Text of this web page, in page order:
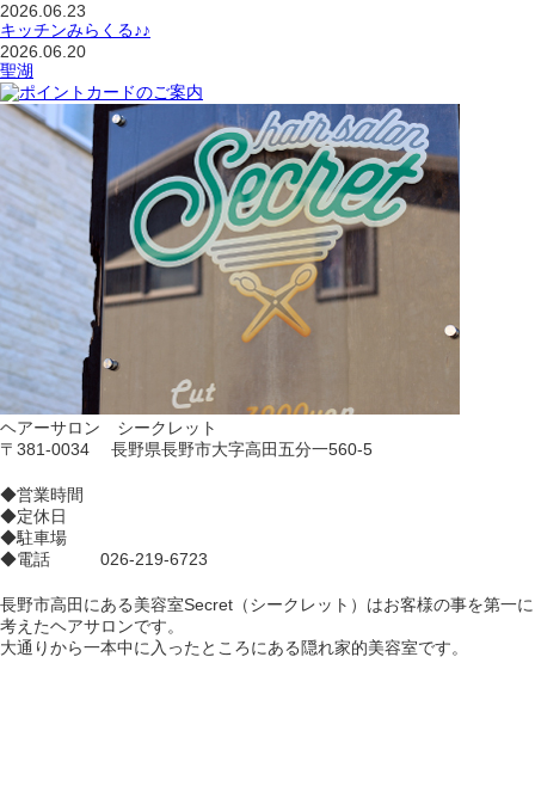
2026.06.23
キッチンみらくる♪♪
2026.06.20
聖湖
ヘアーサロン シークレット
〒381-0034 長野県長野市大字高田五分一560-5
◆営業時間
◆定休日
◆駐車場
◆電話 026-219-6723
長野市高田にある美容室Secret（シークレット）はお客様の事を第一に
考えたヘアサロンです。
大通りから一本中に入ったところにある隠れ家的美容室です。